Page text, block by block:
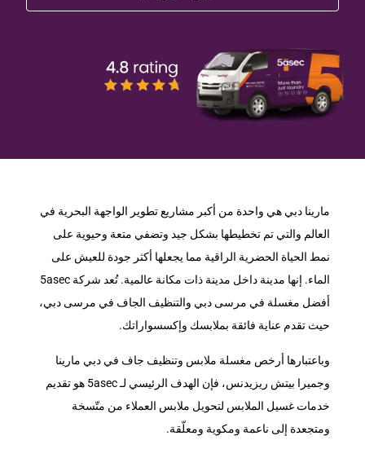
مارينا دبي هي واحدة من أكبر مشاريع تطوير الواجهة البحرية في
العالم والتي تم تخطيطها بشكل جيد وتضفي متعة وحيوية على
نمط الحياة الحضرية الراقية مما يجعلها أكثر جودة للعيش على
الماء. إنها مدينة داخل مدينة ذات مكانة عالمية. تُعد شركة 5asec
أفضل مغسلة في مرسى دبي والتنظيف الجاف في مرسى دبي،
حيث تقدم عناية فائقة بملابسك وإكسسواراتك.
وباعتبارها أرخص مغسلة ملابس وتنظيف جاف في دبي مارينا
وجميرا بيتش ريزيدنس، فإن الهدف الرئيسي لـ 5asec هو تقديم
خدمات غسيل الملابس لتحويل ملابس العملاء من متّسخة
ومتجعدة إلى ناعمة ومكوية ومعلّقة.